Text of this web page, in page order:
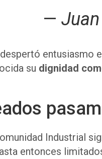
—
entusiasmo
su dignidad
Industrial
entonces